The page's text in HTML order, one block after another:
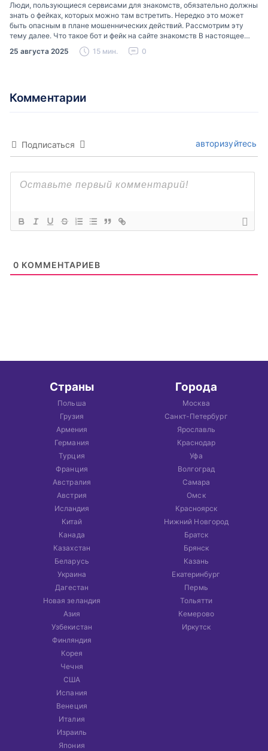
Люди, пользующиеся сервисами для знакомств, обязательно должны
знать о фейках, которых можно там встретить. Нередко это может
быть опасным в плане мошеннических действий. Рассмотрим эту
тему далее. Что такое бот и фейк на сайте знакомств В настоящее
время можно встретить свою…
25 августа 2025 15 мин. 0
Комментарии
Подписаться авторизуйтесь
0 КОММЕНТАРИЕВ
Страны
Польша
Грузия
Армения
Германия
Турция
Франция
Австралия
Австрия
Исландия
Китай
Канада
Казахстан
Беларусь
Украина
Дагестан
Новая зеландия
Азия
Узбекистан
Финляндия
Корея
Чечня
США
Испания
Венеция
Италия
Израиль
Япония
Города
Москва
Санкт-Петербург
Ярославль
Краснодар
Уфа
Волгоград
Самара
Омск
Красноярск
Нижний Новгород
Братск
Брянск
Казань
Екатеринбург
Пермь
Тольятти
Кемерово
Иркутск